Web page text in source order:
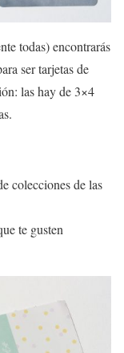
todas) encontrarás
ser tarjetas de
las hay de 3×4
colecciones de las
te gusten